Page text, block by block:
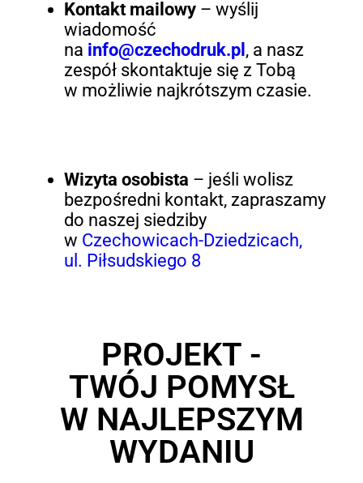
Kontakt mailowy– wyślij
wiadomość
na info@czechodruk.pl , a nasz
zespół skontaktuje się z Tobą
w możliwie najkrótszym czasie.
Wizyta osobista – jeśli wolisz
bezpośredni kontakt, zapraszamy
do naszej siedziby
w Czechowicach-Dziedzicach,
ul. Piłsudskiego 8
PROJEKT -
TWÓJ POMYSŁ
W NAJLEPSZYM
WYDANIU